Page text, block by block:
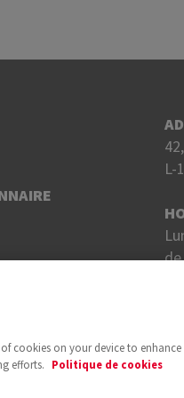
L-
de
cookies on your device to enhance
efforts.
Politique de cookies